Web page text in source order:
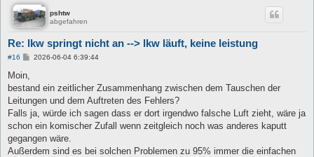
pshtw
abgefahren
Re: lkw springt nicht an --> lkw läuft, keine leistung
#16
B
r
a
g
2026-06-04 6:39:44
Moin,
bestand ein zeitlicher Zusammenhang zwischen dem Tauschen der
Leitungen und dem Auftreten des Fehlers?
Falls ja, würde ich sagen dass er dort irgendwo falsche Luft zieht, wäre ja
schon ein komischer Zufall wenn zeitgleich noch was anderes kaputt
gegangen wäre.
Außerdem sind es bei solchen Problemen zu 95% immer die einfachen